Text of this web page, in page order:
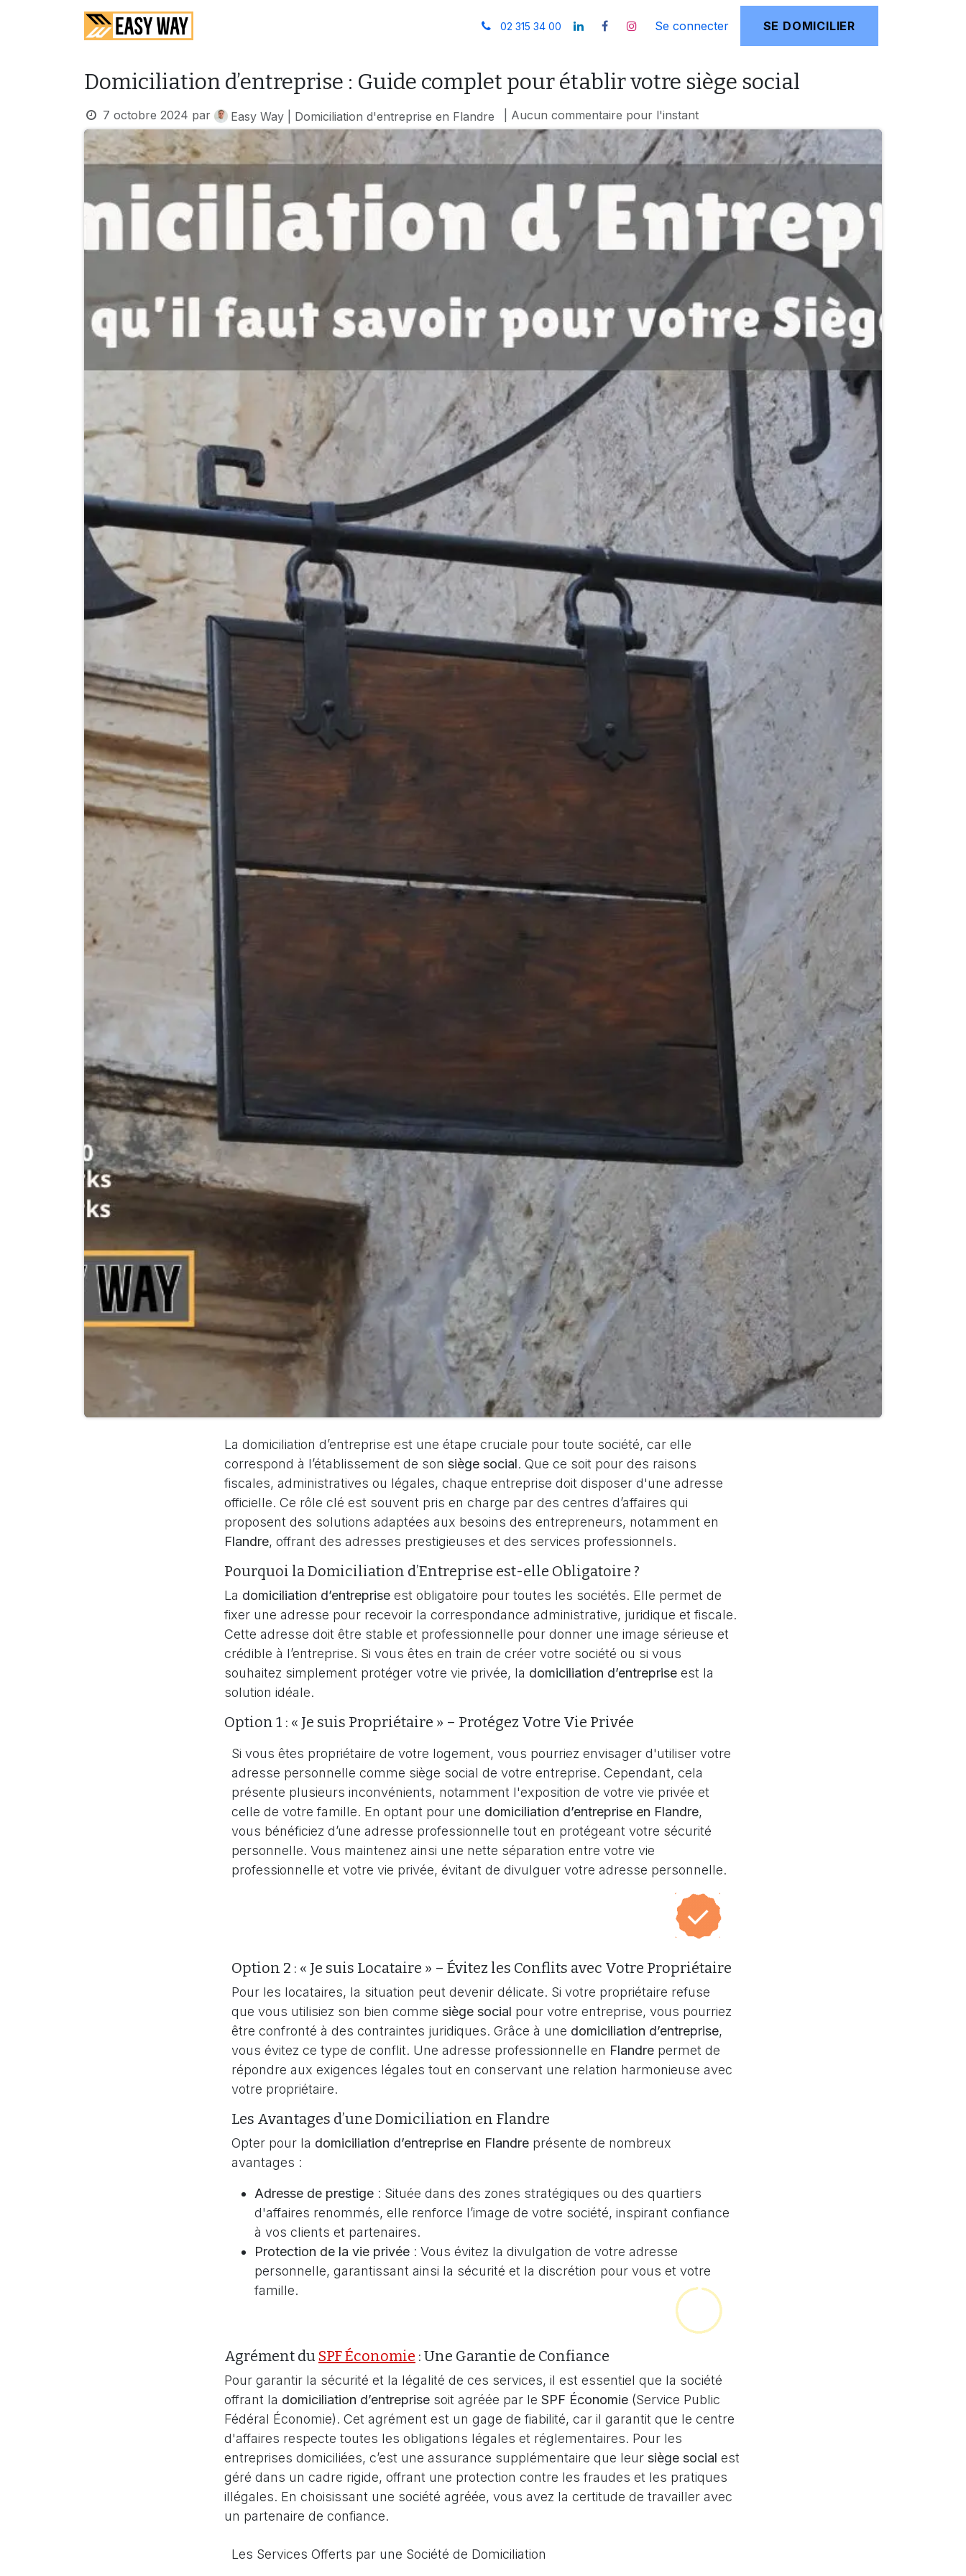
FAQ02 315 34 00 Se connecter SE DOMICILIER
Domiciliation d’entreprise : Guide complet pour établir votre siège social
7 octobre 2024 par Easy Way | Domiciliation d'entreprise en Flandre | Aucun commentaire pour l'instant
La domiciliation d’entreprise est une étape cruciale pour toute société, car elle
correspond à l’établissement de son siège social. Que ce soit pour des raisons
fiscales, administratives ou légales, chaque entreprise doit disposer d'une adresse
officielle. Ce rôle clé est souvent pris en charge par des centres d’affaires qui
proposent des solutions adaptées aux besoins des entrepreneurs, notamment en
Flandre, offrant des adresses prestigieuses et des services professionnels.
Pourquoi la Domiciliation d’Entreprise est-elle Obligatoire ?
La domiciliation d’entreprise est obligatoire pour toutes les sociétés. Elle permet de
fixer une adresse pour recevoir la correspondance administrative, juridique et fiscale.
Cette adresse doit être stable et professionnelle pour donner une image sérieuse et
crédible à l’entreprise. Si vous êtes en train de créer votre société ou si vous
souhaitez simplement protéger votre vie privée, la domiciliation d’entreprise est la
solution idéale.
Option 1 : « Je suis Propriétaire » – Protégez Votre Vie Privée
Si vous êtes propriétaire de votre logement, vous pourriez envisager d'utiliser votre
adresse personnelle comme siège social de votre entreprise. Cependant, cela
présente plusieurs inconvénients, notamment l'exposition de votre vie privée et
celle de votre famille. En optant pour une domiciliation d’entreprise en Flandre,
vous bénéficiez d’une adresse professionnelle tout en protégeant votre sécurité
personnelle. Vous maintenez ainsi une nette séparation entre votre vie
professionnelle et votre vie privée, évitant de divulguer votre adresse personnelle.
Option 2 : « Je suis Locataire » – Évitez les Conflits avec Votre Propriétaire
Pour les locataires, la situation peut devenir délicate. Si votre propriétaire refuse
que vous utilisiez son bien comme siège social pour votre entreprise, vous pourriez
être confronté à des contraintes juridiques. Grâce à une domiciliation d’entreprise,
vous évitez ce type de conflit. Une adresse professionnelle en Flandre permet de
répondre aux exigences légales tout en conservant une relation harmonieuse avec
votre propriétaire.
Les Avantages d’une Domiciliation en Flandre
Opter pour la domiciliation d’entreprise en Flandre présente de nombreux
avantages :
Adresse de prestige : Située dans des zones stratégiques ou des quartiers
d'affaires renommés, elle renforce l’image de votre société, inspirant confiance
à vos clients et partenaires.
Protection de la vie privée : Vous évitez la divulgation de votre adresse
personnelle, garantissant ainsi la sécurité et la discrétion pour vous et votre
famille.
Agrément du SPF Économie : Une Garantie de Confiance
Pour garantir la sécurité et la légalité de ces services, il est essentiel que la société
offrant la domiciliation d’entreprise soit agréée par le SPF Économie (Service Public
Fédéral Économie). Cet agrément est un gage de fiabilité, car il garantit que le centre
d'affaires respecte toutes les obligations légales et réglementaires. Pour les
entreprises domiciliées, c’est une assurance supplémentaire que leur siège social est
géré dans un cadre rigide, offrant une protection contre les fraudes et les pratiques
illégales. En choisissant une société agréée, vous avez la certitude de travailler avec
un partenaire de confiance.
Les Services Offerts par une Société de Domiciliation